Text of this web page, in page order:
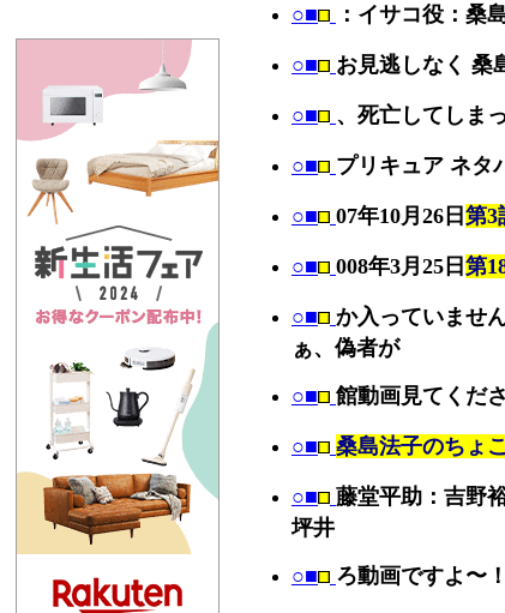
○■ ：イサコ役：桑
○■ お見逃しなく 桑
○■ 、死亡してしま
○■ プリキュア ネタ
○■ 07年10月26日 第3
○■ 008年3月25日 第
○■ か入っていませ
ぁ、偽者が
○■ 館動画見てくだ
○■ 桑島法子のちょ
○■ 藤堂平助：吉野
坪井
○■ ろ動画ですよ〜